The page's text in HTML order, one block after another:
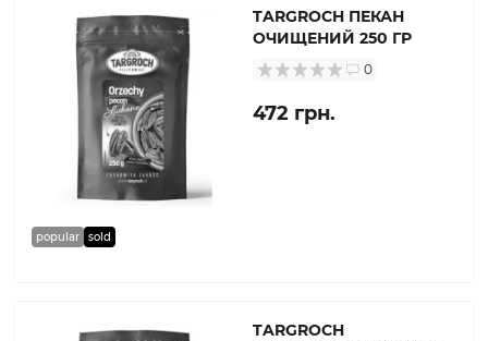
popular sold
TARGROCH ПЕКАН
ОЧИЩЕНИЙ 250 ГР
0
472 грн.
TARGROCH